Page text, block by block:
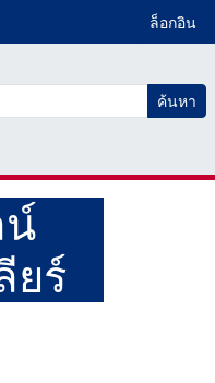
ล็อกอิน
ค้นหา
ยร์